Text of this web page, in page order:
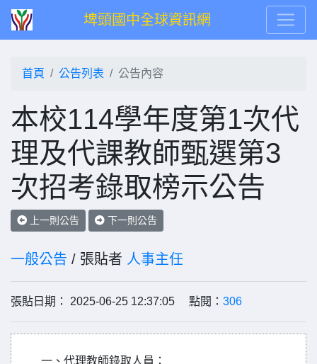
埤頭國中全球資訊網
首頁 公告列表 公告內容
本校114學年度第1次代
理及代課教師甄選第3
次招考錄取榜示公告
上一則公告 下一則公告
一般公告 / 張貼者 人事主任
張貼日期： 2025-06-25 12:37:05 點閱： 306
一、代理教師錄取人員 ：